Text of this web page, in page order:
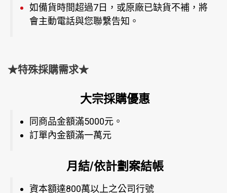
如備貨時間超過7日，或原廠已缺貨不補，將
會主動電話與您聯繫告知。
★特殊採購需求★
大宗採購優惠
同商品金額滿5000元。
訂單內金額滿一萬元
月結/依計劃案結帳
資本額達800萬以上之公司行號